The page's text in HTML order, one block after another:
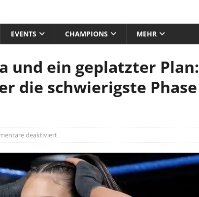
EVENTS CHAMPIONS MEHR
und ein geplatzter Plan:
die schwierigste Phase
deaktiviert